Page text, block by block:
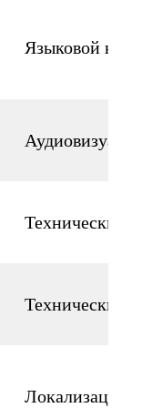
Языковой курс
Технический
Технический
Локализация